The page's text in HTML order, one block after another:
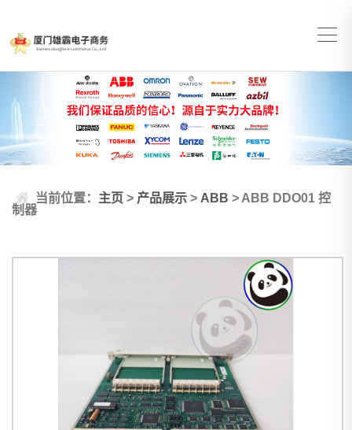
当前位置： 主页 > 产品展示 > ABB > ABB DDO01 控
制器